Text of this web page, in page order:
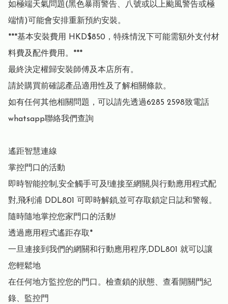
如極端天氣問題(黑色暴雨警告、八號或以上颱風警告或極
端情)可能會安排重新預約安裝。
***基本安裝費用 HKD$850，特殊情況下可能需額外支付材
料費及配件費用。***
最終決定權歸安裝師傅及本店所有。
請於購買前確認產品適用性及了解相關條款。
如有任何其他相關問題，可以請先透過6285 2598致電話
whatsapp聯絡我們查詢
遙距智慧連線
掌控門口的活動
即時智能控制,安全觸手可及!連接至網關,與行動應用程式配
對,飛利浦 DDL801 可即時解鎖,並可存取鎖定日誌和警報。
隨時隨地掌控您家門口的活動!
透過應用程式遙距存取*
一旦連接到我們的網關和行動應用程序,DDL801 就可以讓
您輕鬆地
在任何地方監控您的門口。檢查鎖的狀態、查看開關門紀
錄、監控門